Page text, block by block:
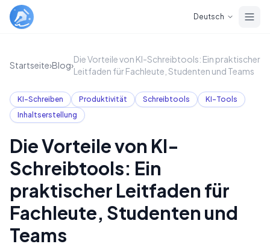
Deutsch
Startseite›Blog›
Die Vorteile von KI-Schreibtools: Ein praktischer
Leitfaden für Fachleute, Studenten und Teams
KI-Schreiben Produktivität Schreibtools
KI-Tools
Inhaltserstellung
Die Vorteile von KI-
Schreibtools: Ein
praktischer Leitfaden für
Fachleute, Studenten und
Teams